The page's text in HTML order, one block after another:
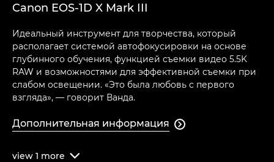
Canon EOS-1D X Mark III
Идеальный инструмент для творчества, который
располагает системой автофокусировки на основе
глубинного обучения, функцией съемки видео 5.5K
RAW и возможностями для эффективной съемки при
слабом освещении. «Это была любовь с первого
взгляда», — говорит Ванда.
Дополнительная информация 
view 1 more 